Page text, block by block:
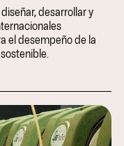
desarrollar y
el desempeño de la